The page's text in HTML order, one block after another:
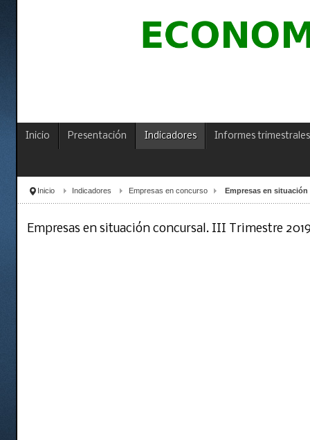
Inicio Presentación Indicadores Informes trimestrales
Inicio Indicadores Empresas en concurso Empresas en situación
Empresas en situación concursal. III Trimestre